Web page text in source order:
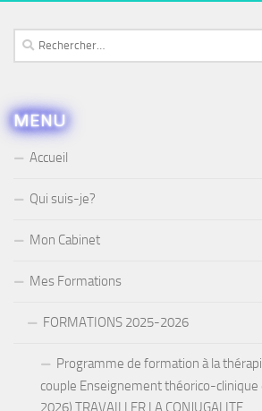
Rechercher :
MENU
Accueil
Qui suis-je?
Mon Cabinet
Mes Formations
FORMATIONS 2025-2026
Programme de formation à la
couple Enseignement théorico-
2026) TRAVAILLER LA CONJUGALITE